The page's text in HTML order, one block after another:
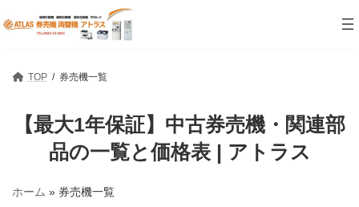
ン
テ
ビ
ゲ
TOP 券売機一覧
【最大1年保証】中古券売機・関連部
品の一覧と価格表 | アトラス
ホーム » 券売機一覧